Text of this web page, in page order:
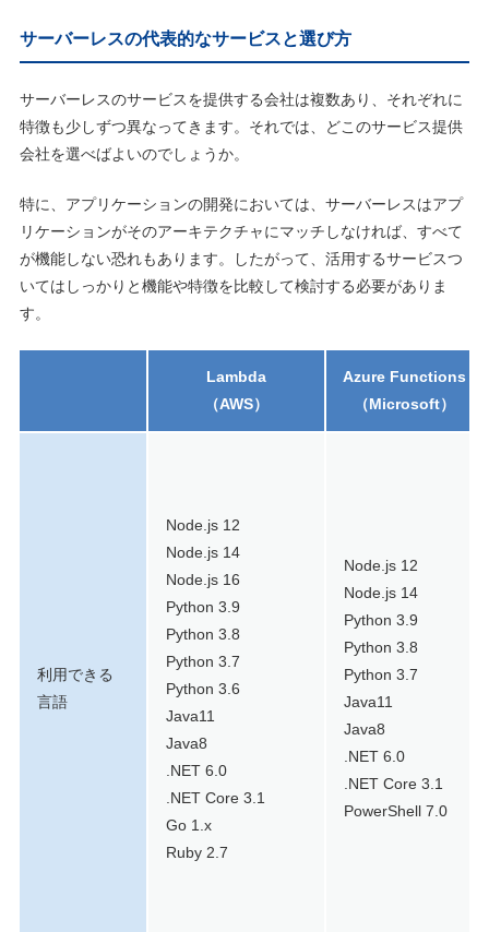
サーバーレスの代表的なサービスと選び方
サーバーレスのサービスを提供する会社は複数あり、それぞれに
特徴も少しずつ異なってきます。それでは、どこのサービス提供
会社を選べばよいのでしょうか。
特に、アプリケーションの開発においては、サーバーレスはアプ
リケーションがそのアーキテクチャにマッチしなければ、すべて
が機能しない恐れもあります。したがって、活用するサービスつ
いてはしっかりと機能や特徴を比較して検討する必要がありま
す。
Lambda
（AWS）
Azure Functions
（Microsoft）
利用できる
言語
Node.js 12
Node.js 14
Node.js 16
Python 3.9
Python 3.8
Python 3.7
Python 3.6
Java11
Java8
.NET 6.0
.NET Core 3.1
Go 1.x
Ruby 2.7
Node.js 12
Node.js 14
Python 3.9
Python 3.8
Python 3.7
Java11
Java8
.NET 6.0
.NET Core 3.1
PowerShell 7.0